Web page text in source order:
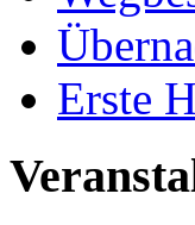
Erste